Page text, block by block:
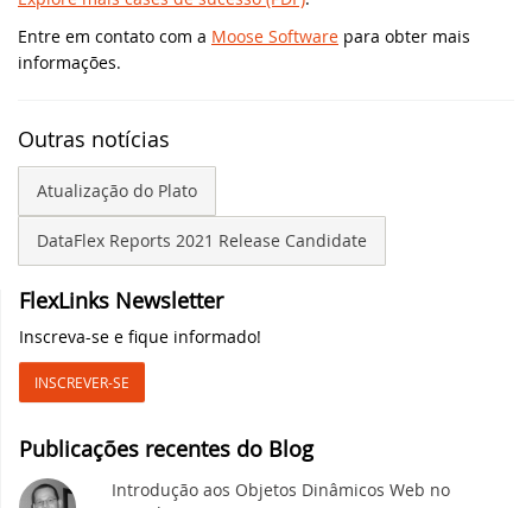
Entre em contato com a Moose Software para obter mais
informações.
Outras notícias
Atualização do Plato
DataFlex Reports 2021 Release Candidate
FlexLinks Newsletter
Inscreva-se e fique informado!
INSCREVER-SE
Publicações recentes do Blog
Introdução aos Objetos Dinâmicos Web no
Eleve seu desenvolvimento DataFlex com
Synergy 2023 em Louisville: um sucesso e
um vislumbre do futuro
na videoaula Aplicações DataFlex Web
Lançadas Novas Bibliotecas e Ferramentas